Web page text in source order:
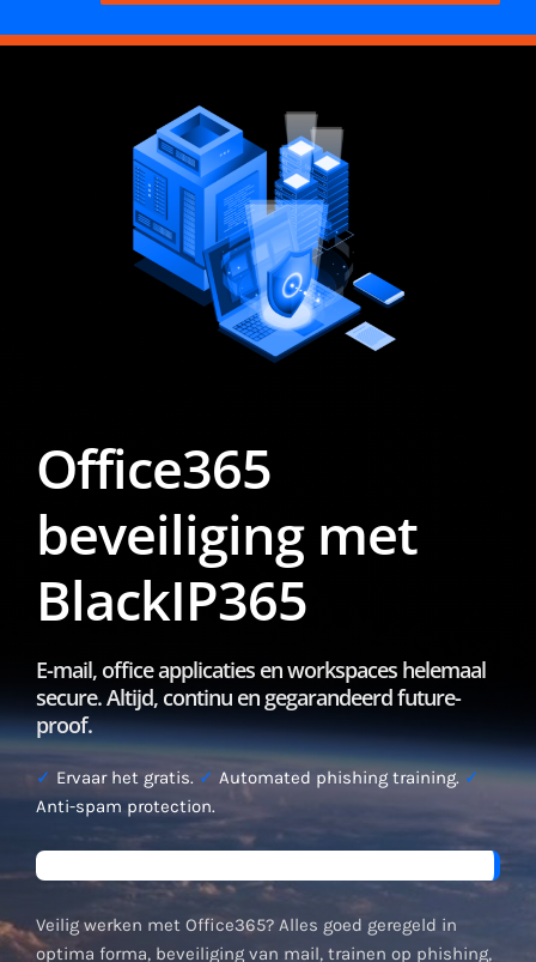
Office365
beveiliging met
BlackIP365
E-mail, office applicaties en workspaces helemaal
secure. Altijd, continu en gegarandeerd future-
proof.
✓ Ervaar het gratis. ✓ Automated phishing training. ✓
Anti-spam protection.
Veilig werken met Office365? Alles goed geregeld in
optima forma, beveiliging van mail, trainen op phishing,